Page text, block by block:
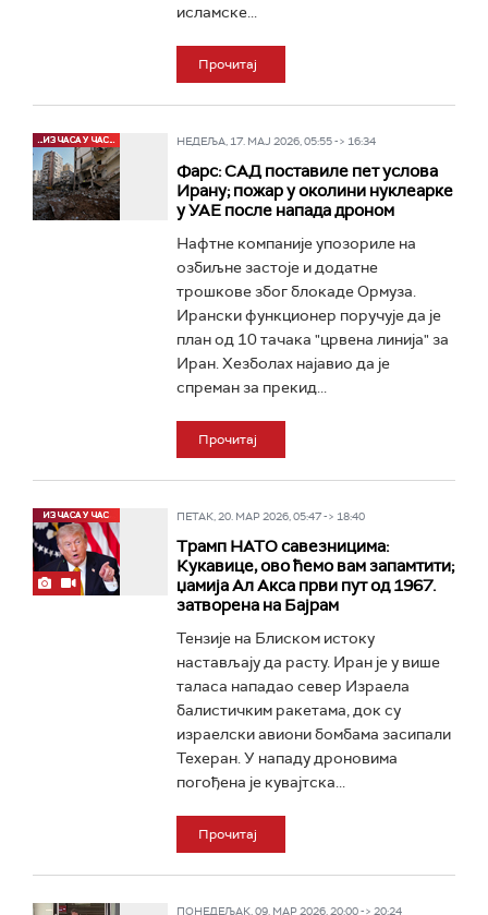
исламске...
Прочитај
НЕДЕЉА, 17. МАЈ 2026, 05:55 -> 16:34
Фарс: САД поставиле пет услова
Ирану; пожар у околини нуклеарке
у УАЕ после напада дроном
Нафтне компаније упозориле на
озбиљне застоје и додатне
трошкове због блокаде Ормуза.
Ирански функционер поручује да је
план од 10 тачака "црвена линија" за
Иран. Хезболах најавио да је
спреман за прекид...
Прочитај
ПЕТАК, 20. МАР 2026, 05:47 -> 18:40
Трамп НАТО савезницима:
Кукавице, ово ћемо вам запамтити;
џамија Ал Акса први пут од 1967.
затворена на Бајрам
Тензије на Блиском истоку
настављају да расту. Иран је у више
таласа нападао север Израела
балистичким ракетама, док су
израелски авиони бомбама засипали
Техеран. У нападу дроновима
погођена је кувајтска...
Прочитај
ПОНЕДЕЉАК, 09. МАР 2026, 20:00 -> 20:24